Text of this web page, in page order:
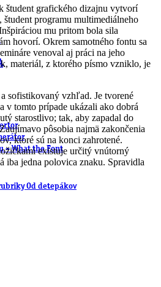
– What the Font
Od detepákov
študent grafického dizajnu vytvorí
študent programu multimediálneho
mu pritom bola sila
hovorí. Okrem samotného fontu sa
venoval aj práci na jeho
materiál, z ktorého písmo vzniklo, je
sofistikovaný vzhľad. Je tvorené
v tomto prípade ukázali ako dobrá
starostlivo; tak, aby zapadal do
pôsobia najmä zakončenia
ktoré sú na konci zahrotené.
existuje určitý vnútorný
iba jedna polovica znaku. Spravidla